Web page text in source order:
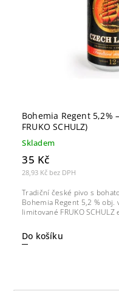
Bohemia Regent 5,2%
FRUKO SCHULZ)
Skladem
28,93 Kč bez DPH
35 Kč
Do košíku
Tradiční české pivo s
Bohemia Regent 5,2 %
limitované FRUKO SCHULZ